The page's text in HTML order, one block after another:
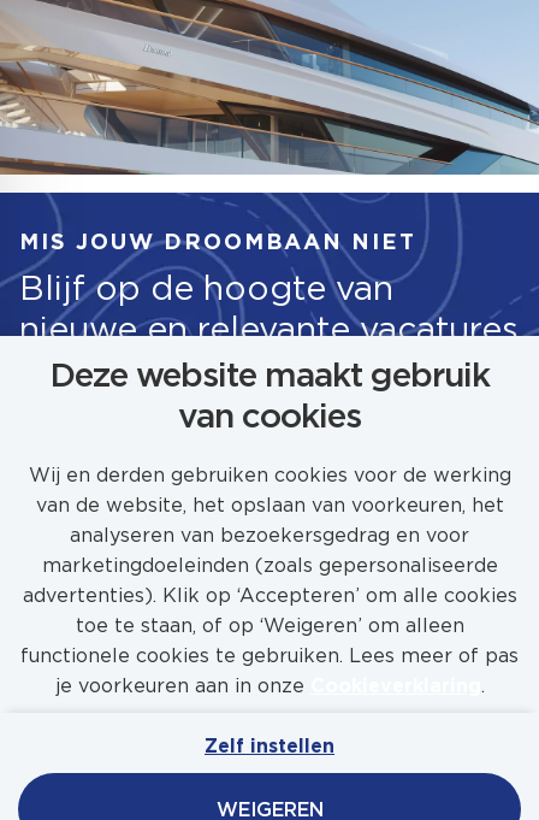
Deze website maakt gebruik
van cookies
Wij en derden gebruiken cookies voor de werking
van de website, het opslaan van voorkeuren, het
analyseren van bezoekersgedrag en voor
marketingdoeleinden (zoals gepersonaliseerde
advertenties). Klik op ‘Accepteren’ om alle cookies
toe te staan, of op ‘Weigeren’ om alleen
functionele cookies te gebruiken. Lees meer of pas
je voorkeuren aan in onze
.
Zelf instellen
WEIGEREN
MIS JOUW DROOMBAAN NIET
Blijf op de hoogte van
nieuwe en relevante vacatures
STEL JOB ALERT IN